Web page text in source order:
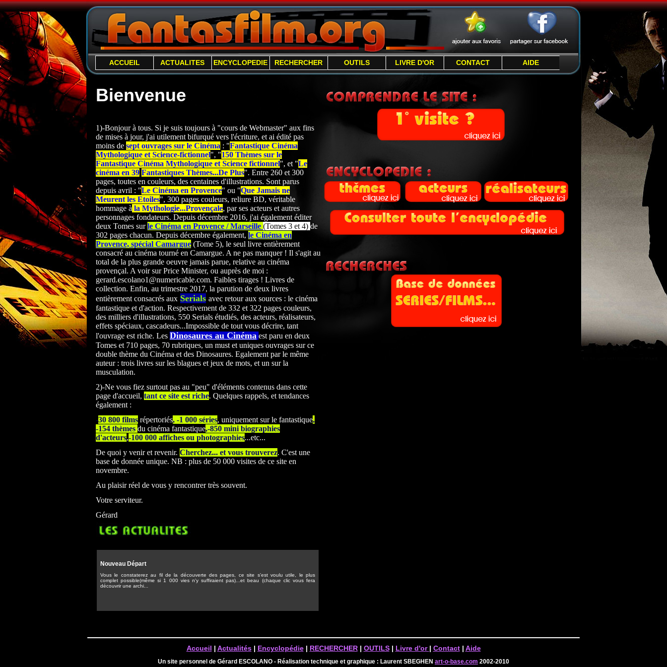
ACCUEIL ACTUALITES ENCYCLOPEDIE RECHERCHER OUTILS LIVRE D'OR CONTACT AIDE
Bienvenue
1)-Bonjour à tous. Si je suis toujours à "cours de Webmaster" aux fins
de mises à jour, j'ai utilement bifurqué vers l'écriture, et ai édité pas
moins de sept ouvrages sur le Cinéma : "Fantastique Cinéma
Mythologique et Science-fictionnel", "150 Thèmes sur le
Fantastique Cinéma Mythologique et Science fictionnel", et "Le
cinéma en 39 Fantastiques Thèmes...De Plus". Entre 260 et 300
pages, toutes en couleurs, des centaines d'illustrations. Sont parus
depuis avril : "Le Cinéma en Provence" ou "Que Jamais ne
Meurent les Etoiles", 300 pages couleurs, reliure BD, véritable
hommage à la Mythologie...Provençale, par ses acteurs et autres
personnages fondateurs. Depuis décembre 2016, j'ai également éditer
deux Tomes surle Cinéma en Provence / Marseille (Tomes 3 et 4) de
302 pages chacun. Depuis décembre également, le Cinéma en
Provence, spécial Camargue (Tome 5), le seul livre entièrement
consacré au cinéma tourné en Camargue. A ne pas manquer ! Il s'agit au
total de la plus grande oeuvre jamais parue, relative au cinéma
provençal. A voir sur Price Minister, ou auprès de moi :
gerard.escolano1@numericable.com. Faibles tirages ! Livres de
collection. Enfin, au trimestre 2017, la parution de deux livres
entièrement consacrés aux Serials avec retour aux sources : le cinéma
fantastique et d'action. Respectivement de 332 et 322 pages couleurs,
des milliers d'illustrations, 550 Serials étudiés, des acteurs, réalisateurs,
effets spéciaux, cascadeurs...Impossible de tout vous décrire, tant
l'ouvrage est riche. Les Dinosaures au Cinéma est paru en deux
Tomes et 710 pages, 70 rubriques, un must et uniques ouvrages sur ce
double thème du Cinéma et des Dinosaures. Egalement par le même
auteur : trois livres sur les blagues et jeux de mots, et un sur la
musculation.
2)-Ne vous fiez surtout pas au "peu" d'éléments contenus dans cette
page d'accueil, tant ce site est riche. Quelques rappels, et tendances
également :
-30 800 films répertoriés, -1 000 séries, uniquement sur le fantastique,
-154 thèmes du cinéma fantastique,-850 mini biographies
d'acteurs,-100 000 affiches ou photographies...etc...
De quoi y venir et revenir. Cherchez... et vous trouverez. C'est une
base de donnée unique. NB : plus de 50 000 visites de ce site en
novembre.
Au plaisir réel de vous y rencontrer très souvent.
Votre serviteur.
Gérard
Nouveau Départ
Vous le constaterez au fil de la découverte des pages, ce site s'est voulu utile, le plus
complet possible(même si 1 000 vies n'y suffiraient pas)...et beau (chaque clic vous fera
découvrir une archi...
Accueil | Actualités| Encyclopédie| RECHERCHER| OUTILS| Livre d'or | Contact| Aide
Un site personnel de Gérard ESCOLANO - Réalisation technique et graphique : Laurent SBEGHEN art-o-base.com 2002-2010